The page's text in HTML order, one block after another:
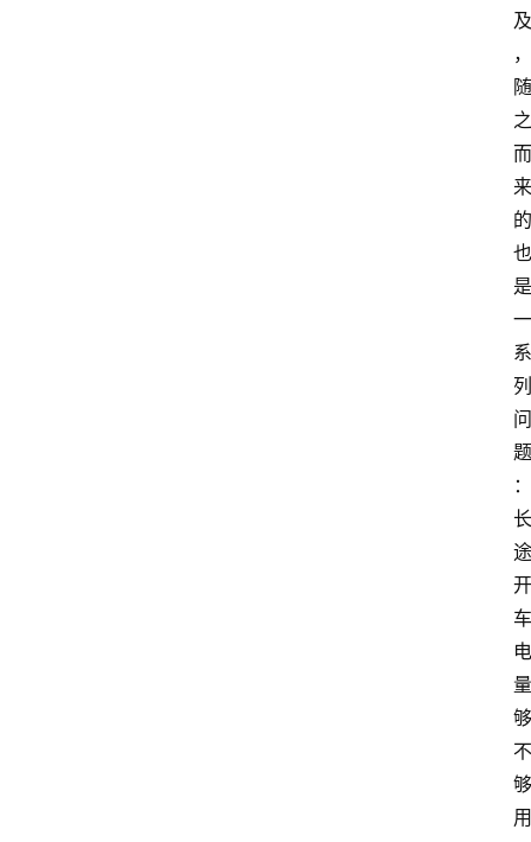
及
，
随
之
而
来
的
也
是
一
系
列
问
题
：
长
途
开
车
电
量
够
不
够
用